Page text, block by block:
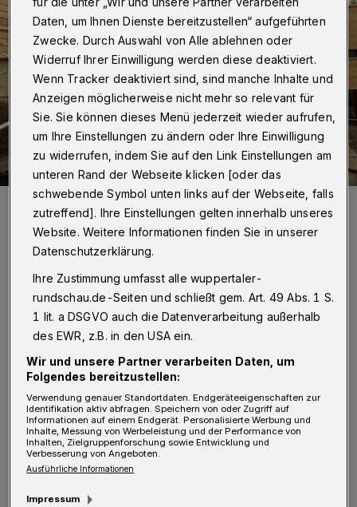
Das neue Restaurant: Ein Schmuckstück direkt neben dem
Elefantengehege. Dazu passend hatte Elefantendame "Sweni" zur
Eröffnung eigens ein Gemälde (Bildmitte) erstellt.
Von Sabina Bartholomä
"Jetzt habt ihr eure eigene Kneipe, in der wir
uns immer treffen können" — mit diesen
Worten begrüßte OB Peter Jung das Pfleger-
Team des Elefantenhauses bei der Eröffnung
Daten, um Ihnen Dienste bereitzustellen“ aufgeführten
Zwecke. Durch Auswahl von Alle ablehnen oder
Widerruf Ihrer Einwilligung werden diese deaktiviert.
Wenn Tracker deaktiviert sind, sind manche Inhalte und
Anzeigen möglicherweise nicht mehr so relevant für
Sie. Sie können dieses Menü jederzeit wieder aufrufen,
um Ihre Einstellungen zu ändern oder Ihre Einwilligung
zu widerrufen, indem Sie auf den Link Einstellungen am
unteren Rand der Webseite klicken [oder das
schwebende Symbol unten links auf der Webseite, falls
zutreffend]. Ihre Einstellungen gelten innerhalb unseres
Website. Weitere Informationen finden Sie in unserer
Datenschutzerklärung.
Ihre Zustimmung umfasst alle wuppertaler-
rundschau.de-Seiten und schließt gem. Art. 49 Abs. 1 S.
1 lit. a DSGVO auch die Datenverarbeitung außerhalb
des EWR, z.B. in den USA ein.
Wir und unsere Partner verarbeiten Daten, um
Folgendes bereitzustellen:
Verwendung genauer Standortdaten. Endgeräteeigenschaften zur
Identifikation aktiv abfragen. Speichern von oder Zugriff auf
Informationen auf einem Endgerät. Personalisierte Werbung und
Inhalte, Messung von Werbeleistung und der Performance von
Inhalten, Zielgruppenforschung sowie Entwicklung und
Verbesserung von Angeboten.
Ausführliche Informationen
Impressum